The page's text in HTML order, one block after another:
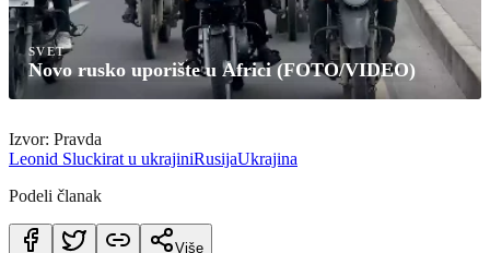
SVET
Novo rusko uporište u Africi (FOTO/VIDEO)
Izvor: Pravda
Leonid Sluckirat u ukrajiniRusijaUkrajina
Podeli članak
Više